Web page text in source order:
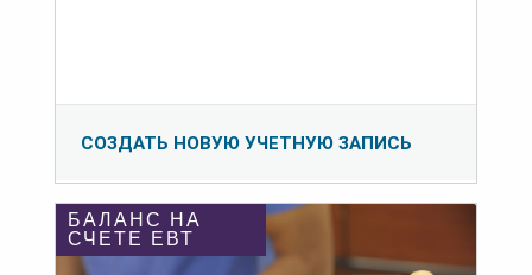
СОЗДАТЬ НОВУЮ УЧЕТНУЮ ЗАПИСЬ
БАЛАНС НА
СЧЕТЕ ЕВТ